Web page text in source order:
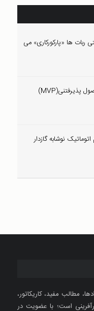
محصول (18): وقتی ربات ها «پارکورکاری» می
نمونه ای از یک کمینه محصول پذیرفتنی(MVP)
نوشابه گازدار
مطالب مفید، کاریکاتور،
است؛ با عضویت در